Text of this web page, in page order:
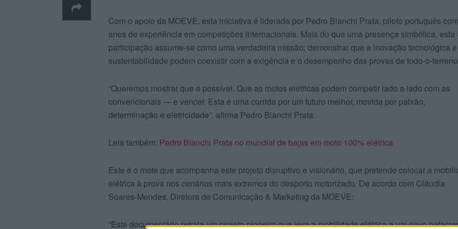
Com o apoio da MOEVE, esta iniciativa é liderada por Pedro Bianchi Prata, piloto português
anos de experiência em competições internacionais. Mais do que uma presença simbólica, esta
participação assume-se como uma verdadeira missão: demonstrar que a inovação tecnológica
sustentabilidade podem coexistir com a exigência e o desempenho das provas de todo-o-
“Queremos mostrar que é possível. Que as motos elétricas podem competir lado a lado com as
convencionais — e vencer. Esta é uma corrida por um futuro melhor, movida por paixão,
determinação e eletricidade”, afirma Pedro Bianchi Prata.
Leia também: Pedro Bianchi Prata no mundial de bajas em moto 100% elétrica
Este é o mote que acompanha este projeto disruptivo e visionário, que pretende colocar a
elétrica à prova nos cenários mais extremos do desporto motorizado. De acordo com Cláudia
Soares-Mendes, Diretora de Comunicação & Marketing da MOEVE:
“Este documentário retrata um projeto pioneiro que leva a mobilidade elétrica a um novo